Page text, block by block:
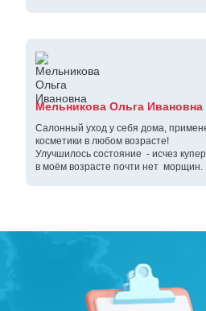
Мельникова Ольга Ивановна
Салонный уход у себя дома,
косметики в любом возрасте!
Улучшилось состояние - исчез
в моём возрасте почти нет морщин.